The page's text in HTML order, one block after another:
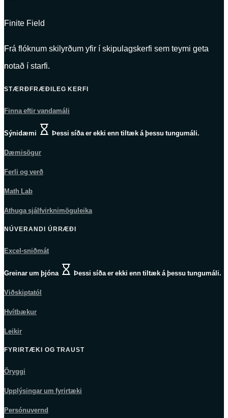
Finite Field
Frá flóknum skilyrðum yfir í skipulagskerfi sem teymi geta
notað í starfi.
STÆRÐFRÆÐILEG KERFI
Finna eftir vandamáli
Sýnidæmi
Þessi síða er ekki enn tiltæk á þessu tungumáli.
Dæmisögur
Ferli og verð
Math Lab
Athuga sjálfvirknimöguleika
NÚVERANDI ÚRRÆÐI
Excel-sniðmát
Greinar um þjóna
Þessi síða er ekki enn tiltæk á þessu tungumáli.
Viðskiptatól
Hvítbækur
Leikir
FYRIRTÆKI OG TRAUST
Öryggi
Upplýsingar um fyrirtæki
Persónuvernd